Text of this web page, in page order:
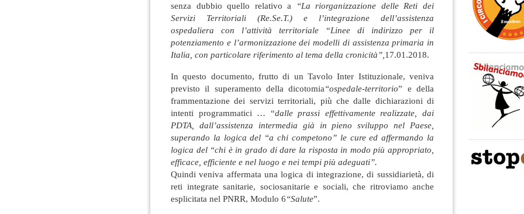
senza dubbio quello relativo a
“La riorganizzazione delle Reti dei
Servizi Territoriali (Re.Se.T.) e l’integrazione dell’assistenza
ospedaliera con l’attività territoriale “Linee di indirizzo per il
potenziamento e l’armonizzazione dei modelli di assistenza primaria in
Italia, con particolare riferimento al tema della cronicità”,17.01.2018.
In questo documento, frutto di un Tavolo Inter Istituzionale, veniva
previsto il superamento della dicotomia“ospedale-territorio” e della
frammentazione dei servizi territoriali, più che dalle dichiarazioni di
intenti programmatici … “dalle prassi effettivamente realizzate, dai
PDTA, dall’assistenza intermedia già in pieno sviluppo nel Paese,
superando la logica del “a chi competono” le cure ed affermando la
logica del “chi è in grado di dare la risposta in modo più appropriato,
efficace, efficiente e nel luogo e nei tempi più adeguati”.
Quindi veniva affermata una logica di integrazione, di sussidiarietà, di
reti integrate sanitarie, sociosanitarie e sociali, che ritroviamo anche
esplicitata nel PNRR, Modulo 6“Salute”.